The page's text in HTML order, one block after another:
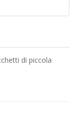
di piccola